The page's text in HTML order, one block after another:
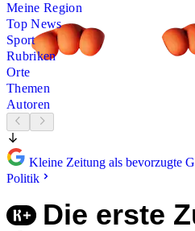
Meine Region
Top News
Sport
Rubriken
Orte
Themen
Autoren
Kleine Zeitung als bevorzugte
Politik
Die erste